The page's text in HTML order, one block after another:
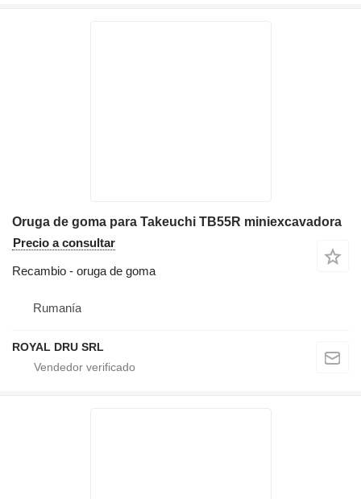
Oruga de goma para Takeuchi TB55R miniexcavadora
Precio a consultar
Recambio - oruga de goma
Rumanía
ROYAL DRU SRL